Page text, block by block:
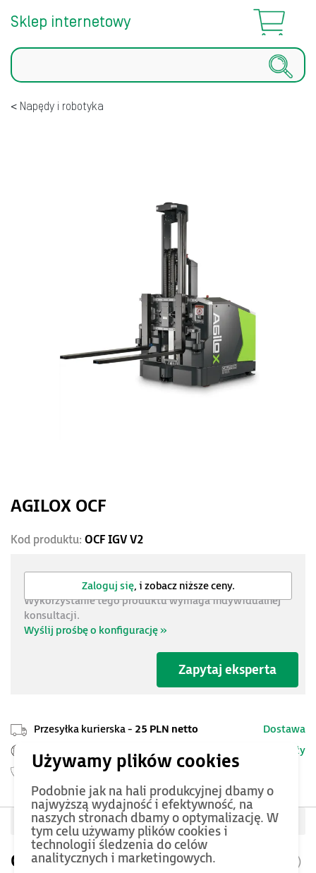
Sklep internetowy
Szukaj
Napędy i robotyka
AGILOX OCF
Kod produktu: OCF IGV V2
Zaloguj się, i zobacz niższe ceny.
Zapytaj eksperta
Wykorzystanie tego produktu wymaga indywidualnej
konsultacji.
Wyślij prośbę o konfigurację »
Przesyłka kurierska - 25 PLN netto
Dostawa
Pomoc Techniczna ASTOR
Szczegóły
Gwarancja
24 miesięcy
Oceń produkt
Opis produktu
Podobnie jak na hali produkcyjnej dbamy o
najwyższą wydajność i efektywność, na
naszych stronach dbamy o optymalizację. W
tym celu używamy plików cookies i
technologii śledzenia do celów
analitycznych i marketingowych.